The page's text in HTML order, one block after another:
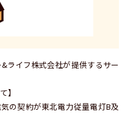
ライフ株式会社が提供するサー
】
の契約が東北電力従量電灯B及